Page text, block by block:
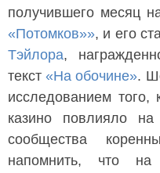
получившего месяц
«Потомков»», и его
Тэйлора,
текст«На обочине».
исследованием того,
казино повлияло на
сообщества
напомнить, что